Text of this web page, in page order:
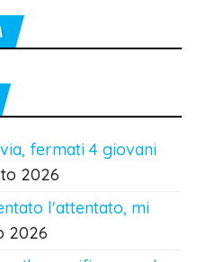
fermati 4 giovani
2026
l'attentato, mi
2026